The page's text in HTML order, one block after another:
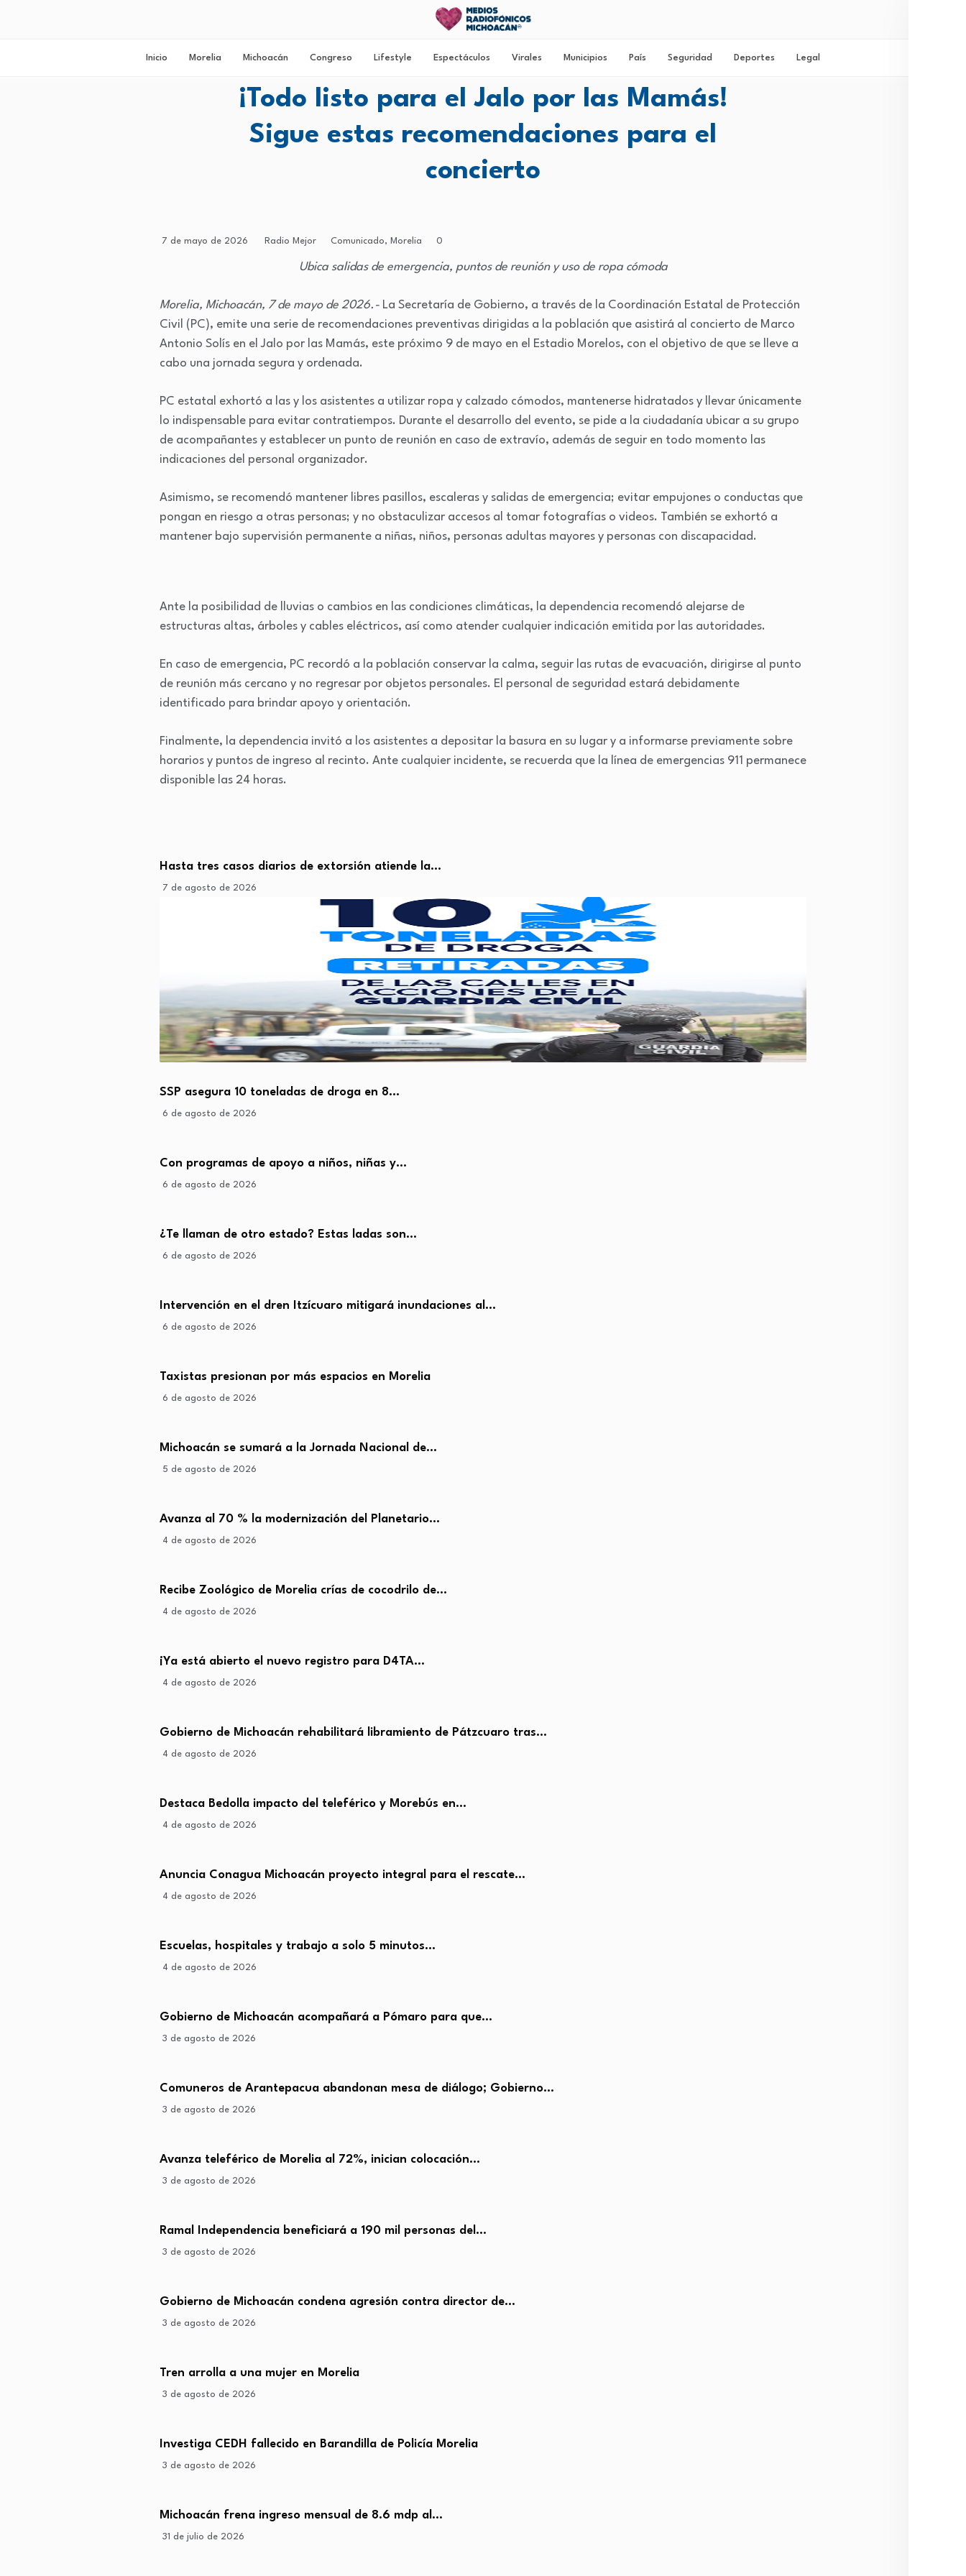
Inicio Morelia Michoacán Congreso Lifestyle Espectáculos Virales Municipios País Seguridad Deportes Legal
¡Todo listo para el Jalo por las Mamás!
Sigue estas recomendaciones para el
concierto
7 de mayo de 2026 Radio Mejor Comunicado, Morelia 0
Ubica salidas de emergencia, puntos de reunión y uso de ropa cómoda
Morelia, Michoacán, 7 de mayo de 2026.- La Secretaría de Gobierno, a través de la Coordinación Estatal de Protección
Civil (PC), emite una serie de recomendaciones preventivas dirigidas a la población que asistirá al concierto de Marco
Antonio Solís en el Jalo por las Mamás, este próximo 9 de mayo en el Estadio Morelos, con el objetivo de que se lleve a
cabo una jornada segura y ordenada.
PC estatal exhortó a las y los asistentes a utilizar ropa y calzado cómodos, mantenerse hidratados y llevar únicamente
lo indispensable para evitar contratiempos. Durante el desarrollo del evento, se pide a la ciudadanía ubicar a su grupo
de acompañantes y establecer un punto de reunión en caso de extravío, además de seguir en todo momento las
indicaciones del personal organizador.
Asimismo, se recomendó mantener libres pasillos, escaleras y salidas de emergencia; evitar empujones o conductas que
pongan en riesgo a otras personas; y no obstaculizar accesos al tomar fotografías o videos. También se exhortó a
mantener bajo supervisión permanente a niñas, niños, personas adultas mayores y personas con discapacidad.
Ante la posibilidad de lluvias o cambios en las condiciones climáticas, la dependencia recomendó alejarse de
estructuras altas, árboles y cables eléctricos, así como atender cualquier indicación emitida por las autoridades.
En caso de emergencia, PC recordó a la población conservar la calma, seguir las rutas de evacuación, dirigirse al punto
de reunión más cercano y no regresar por objetos personales. El personal de seguridad estará debidamente
identificado para brindar apoyo y orientación.
Finalmente, la dependencia invitó a los asistentes a depositar la basura en su lugar y a informarse previamente sobre
horarios y puntos de ingreso al recinto. Ante cualquier incidente, se recuerda que la línea de emergencias 911 permanece
disponible las 24 horas.
Hasta tres casos diarios de extorsión atiende la…
7 de agosto de 2026
SSP asegura 10 toneladas de droga en 8…
6 de agosto de 2026
Con programas de apoyo a niños, niñas y…
6 de agosto de 2026
¿Te llaman de otro estado? Estas ladas son…
6 de agosto de 2026
Intervención en el dren Itzícuaro mitigará inundaciones al…
6 de agosto de 2026
Taxistas presionan por más espacios en Morelia
6 de agosto de 2026
Michoacán se sumará a la Jornada Nacional de…
5 de agosto de 2026
Avanza al 70 % la modernización del Planetario…
4 de agosto de 2026
Recibe Zoológico de Morelia crías de cocodrilo de…
4 de agosto de 2026
¡Ya está abierto el nuevo registro para D4TA…
4 de agosto de 2026
Gobierno de Michoacán rehabilitará libramiento de Pátzcuaro tras…
4 de agosto de 2026
Destaca Bedolla impacto del teleférico y Morebús en…
4 de agosto de 2026
Anuncia Conagua Michoacán proyecto integral para el rescate…
4 de agosto de 2026
Escuelas, hospitales y trabajo a solo 5 minutos…
4 de agosto de 2026
Gobierno de Michoacán acompañará a Pómaro para que…
3 de agosto de 2026
Comuneros de Arantepacua abandonan mesa de diálogo; Gobierno…
3 de agosto de 2026
Avanza teleférico de Morelia al 72%, inician colocación…
3 de agosto de 2026
Ramal Independencia beneficiará a 190 mil personas del…
3 de agosto de 2026
Gobierno de Michoacán condena agresión contra director de…
3 de agosto de 2026
Tren arrolla a una mujer en Morelia
3 de agosto de 2026
Investiga CEDH fallecido en Barandilla de Policía Morelia
3 de agosto de 2026
Michoacán frena ingreso mensual de 8.6 mdp al…
31 de julio de 2026